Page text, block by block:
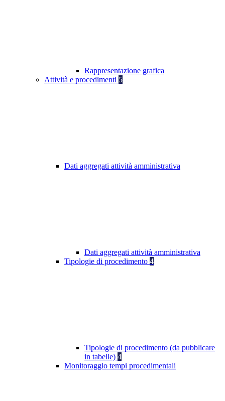
Rappresentazione grafica
Attività e procedimenti 5
Dati aggregati attività amministrativa
Dati aggregati attività amministrativa
Tipologie di procedimento 4
Tipologie di procedimento (da pubblicare
in tabelle) 4
Monitoraggio tempi procedimentali